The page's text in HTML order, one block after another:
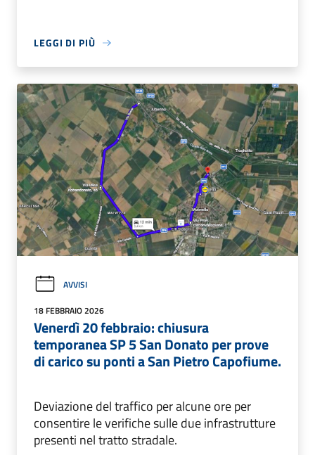
LEGGI DI PIÙ
AVVISI
18 FEBBRAIO 2026
Venerdì 20 febbraio: chiusura
temporanea SP 5 San Donato per prove
di carico su ponti a San Pietro Capofiume.
Deviazione del traffico per alcune ore per
consentire le verifiche sulle due infrastrutture
presenti nel tratto stradale.